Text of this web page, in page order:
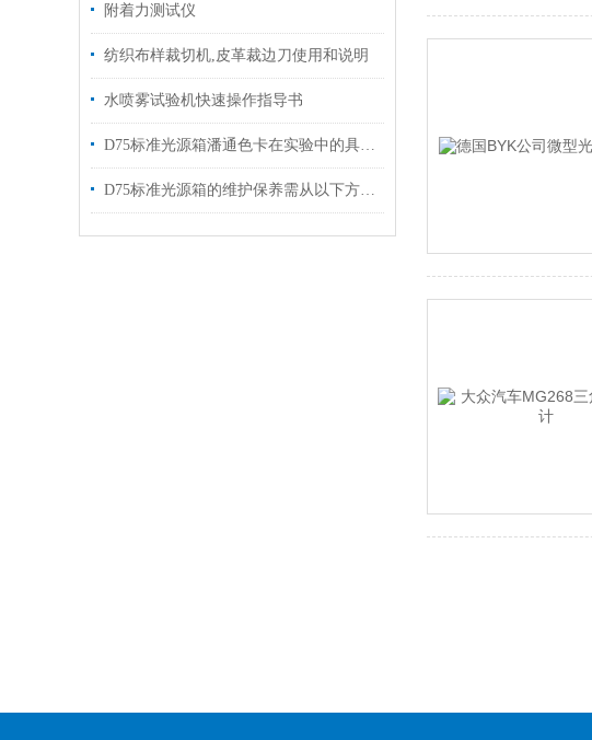
附着力测试仪
纺织布样裁切机,皮革裁边刀使用和说明
水喷雾试验机快速操作指导书
D75标准光源箱潘通色卡在实验中的具体应用
D75标准光源箱的维护保养需从以下方面入手